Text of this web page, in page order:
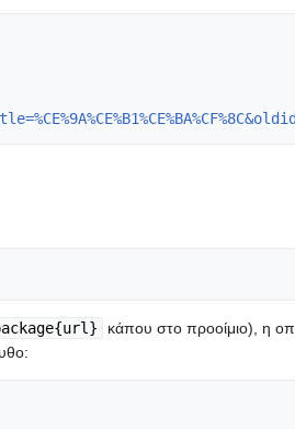
κάπου στο προοίμιο), η